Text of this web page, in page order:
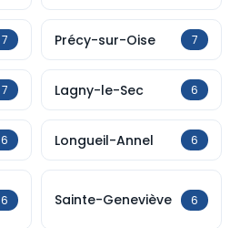
7 Précy-sur-Oise 7
7 Lagny-le-Sec 6
6 Longueil-Annel 6
6 Sainte-Geneviève 6